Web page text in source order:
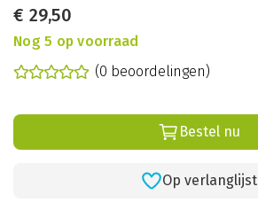
€ 29,50
Nog 5 op voorraad
(0 beoordelingen)
Bestel nu
Op verlanglijst